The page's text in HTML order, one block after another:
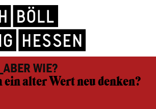
WIE?
ein alter Wert neu denken?